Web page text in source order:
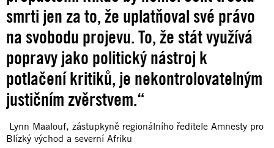
smrti jen za to, že uplatňoval své právo
na svobodu projevu. To, že stát využívá
popravy jako politický nástroj k
potlačení kritiků, je nekontrolovatelným
justičním zvěrstvem.“
Lynn Maalouf, zástupkyně regionálního ředitele Amnesty pro
Blízký východ a severní Afriku